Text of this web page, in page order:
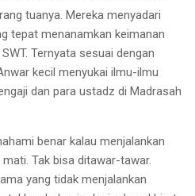
tuanya. Mereka menyadari
tepat menanamkan keimanan
Ternyata sesuai dengan
kecil menyukai ilmu-ilmu
dan para ustadz di Madrasah
benar kalau menjalankan
Tak bisa ditawar-tawar.
yang tidak menjalankan